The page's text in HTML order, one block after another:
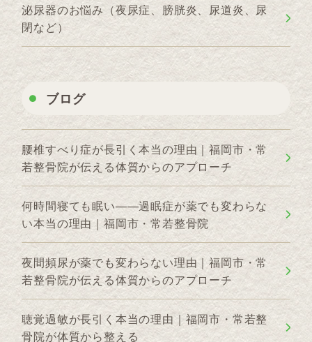
泌尿器のお悩み（夜尿症、膀胱炎、尿道炎、尿
閉など）
ブログ
腰椎すべり症が長引く本当の理由｜福岡市・常
若整骨院が伝える体質からのアプローチ
何時間寝ても眠い——過眠症が薬でも変わらな
い本当の理由｜福岡市・常若整骨院
夜間頻尿が薬でも変わらない理由｜福岡市・常
若整骨院が伝える体質からのアプローチ
聴覚過敏が長引く本当の理由｜福岡市・常若整
骨院が体質から整える